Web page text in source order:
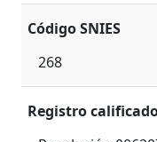
Código SNIES
268
Registro